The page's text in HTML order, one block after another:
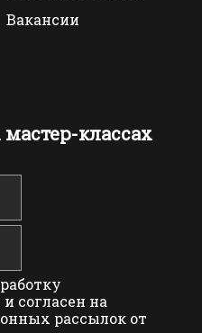
Вакансии
классах
согласен на
рассылок от